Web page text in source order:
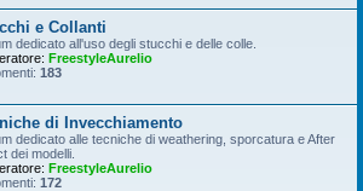
e Collanti
dedicato all'uso degli stucchi e delle colle.
FreestyleAurelio
183
di Invecchiamento
dedicato alle tecniche di weathering, sporcatura e After
dei modelli.
FreestyleAurelio
172